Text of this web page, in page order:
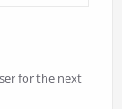
for the next